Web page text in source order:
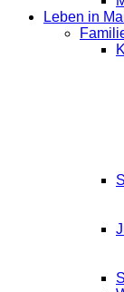
Leben in